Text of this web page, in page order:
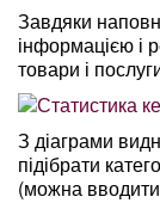
Завдяки
інформацією і
товари і
З діаграми
підібрати
(можна вводити